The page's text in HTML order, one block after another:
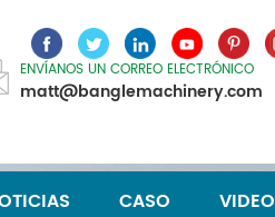
ENVÍANOS UN CORREO ELECTRÓNICO
matt@banglemachinery.com
CASO VIDEO